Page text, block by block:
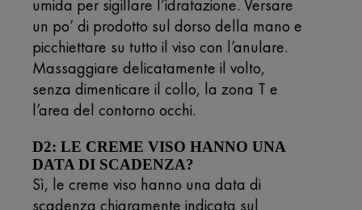
umida per sigillare l’idratazione. Versare
un po’ di prodotto sul dorso della mano e
picchiettare su tutto il viso con l’anulare.
Massaggiare delicatamente il volto,
senza dimenticare il collo, la zona T e
l’area del contorno occhi.
D2: LE CREME VISO HANNO UNA
DATA DI SCADENZA?
Sì, le creme viso hanno una data di
scadenza chiaramente indicata sul